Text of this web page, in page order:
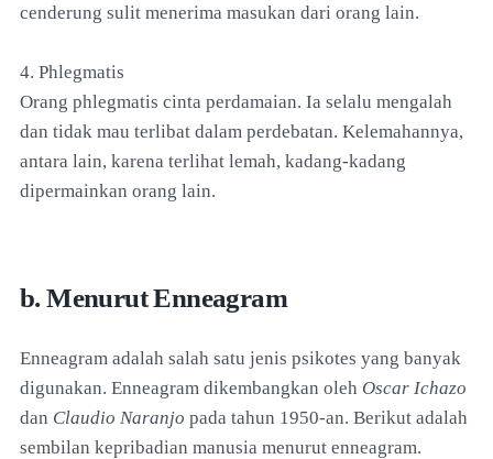
cenderung sulit menerima masukan dari orang lain.
4. Phlegmatis
Orang phlegmatis cinta perdamaian. Ia selalu mengalah
dan tidak mau terlibat dalam perdebatan. Kelemahannya,
antara lain, karena terlihat lemah, kadang-kadang
dipermainkan orang lain.
b. Menurut Enneagram
Enneagram adalah salah satu jenis psikotes yang banyak
digunakan. Enneagram dikembangkan oleh Oscar Ichazo
dan Claudio Naranjo pada tahun 1950-an. Berikut adalah
sembilan kepribadian manusia menurut enneagram.